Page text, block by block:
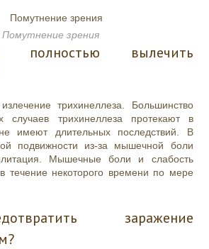
Помутнение зрения
вылечить
трихинеллеза. Большинство
случаев трихинеллеза протекают в
имеют длительных последствий. В
подвижности из-за мышечной боли
Мышечные боли и слабость
течение некоторого времени по мере
заражение